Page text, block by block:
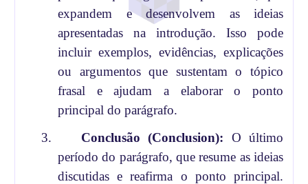
expandem e desenvolvem as ideias
apresentadas na introdução. Isso pode
incluir exemplos, evidências, explicações
ou argumentos que sustentam o tópico
frasal e ajudam a elaborar o ponto
principal do parágrafo.
3.
Conclusão (Conclusion): O último
período do parágrafo, que resume as ideias
discutidas e reafirma o ponto principal.